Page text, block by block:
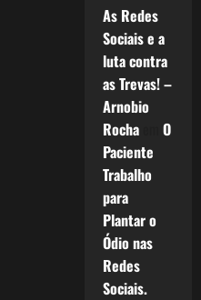
As Redes
Sociais e a
luta contra
as Trevas! –
Arnobio
Rochaem O
Paciente
Trabalho
para
Plantar o
Ódio nas
Redes
Sociais.